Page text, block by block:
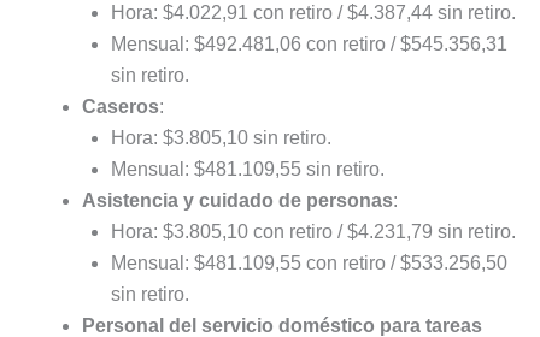
Hora: $4.022,91 con retiro / $4.387,44 sin retiro.
Mensual: $492.481,06 con retiro / $545.356,31
sin retiro.
Caseros:
Hora: $3.805,10 sin retiro.
Mensual: $481.109,55 sin retiro.
Asistencia y cuidado de personas:
Hora: $3.805,10 con retiro / $4.231,79 sin retiro.
Mensual: $481.109,55 con retiro / $533.256,50
sin retiro.
Personal del servicio doméstico para tareas